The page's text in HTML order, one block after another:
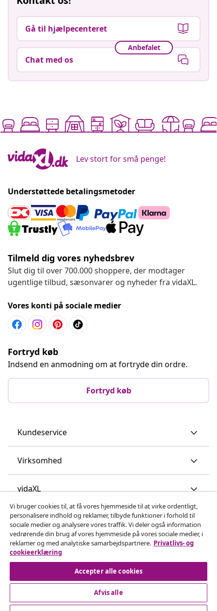
Gå til hjælpecenteret
Anbefalet
Chat med os
Lev stort for små penge!
Understøttede betalingsmetoder
Tilmeld dig vores nyhedsbrev
Slut dig til over 700.000 shoppere, der modtager
ugentlige tilbud, sæsonvarer og nyheder fra vidaXL.
Vores konti på sociale medier
Fortryd køb
Indsend en anmodning om at fortryde din ordre.
Fortryd køb
Kundeservice
Virksomhed
vidaXL
Opdag mere
© 2008-2026 www.vidaxl.dk er et website under vidaXL
Marketplace Europe B.V.
Vi bruger cookies til, at få vores hjemmeside til at virke ordentligt,
personalisere indhold og reklamer, tilbyde funktioner i forhold til
sociale medier og analysere vores traffik. Vi deler også information
vedrørende din brug af vores hjemmeside på vores sociale medier, i
reklamer og med analytiske samarbejdspartnere. Privatlivs- og
cookieerklæring
Accepter alle cookies
Afvis alle